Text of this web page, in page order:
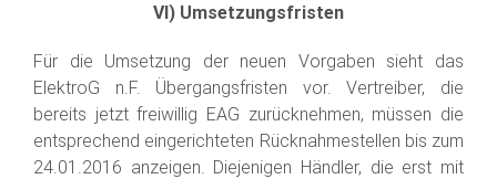
VI) Umsetzungsfristen
Für die Umsetzung der neuen Vorgaben sieht das
ElektroG n.F. Übergangsfristen vor. Vertreiber, die
bereits jetzt freiwillig EAG zurücknehmen, müssen die
entsprechend eingerichteten Rücknahmestellen bis zum
24.01.2016 anzeigen. Diejenigen Händler, die erst mit